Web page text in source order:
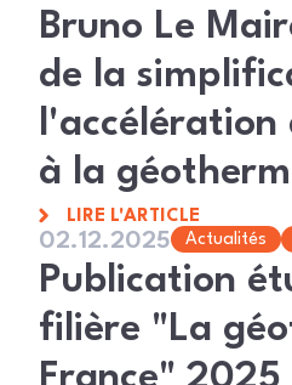
Bruno Le
de la
l'accélération
à la
LIRE L'ARTICLE
02.12.2025 Actualités
Publication
filière "La